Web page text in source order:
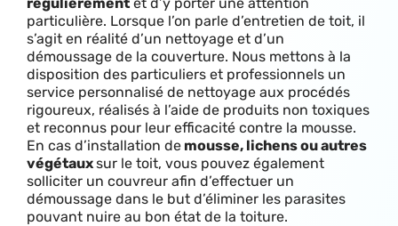
particulière. Lorsque l’on parle d’entretien de toit, il
s’agit en réalité d’un nettoyage et d’un
démoussage de la couverture. Nous mettons à la
disposition des particuliers et professionnels un
service personnalisé de nettoyage aux procédés
rigoureux, réalisés à l’aide de produits non toxiques
et reconnus pour leur efficacité contre la mousse.
En cas d’installation de mousse, lichens ou autres
végétauxsur le toit, vous pouvez également
solliciter un couvreur afin d’effectuer un
démoussage dans le but d’éliminer les parasites
pouvant nuire au bon état de la toiture.